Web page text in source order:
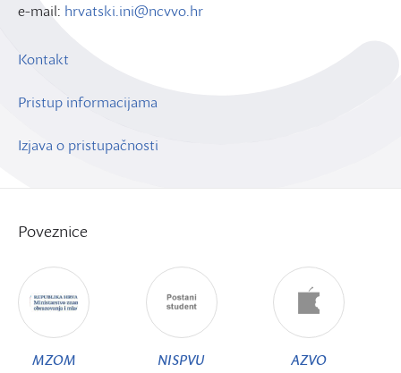
e-mail: hrvatski.ini@ncvvo.hr
Kontakt
Pristup informacijama
Izjava o pristupačnosti
Poveznice
MZOM NISPVU AZVO